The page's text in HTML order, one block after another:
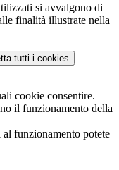
si avvalgono di
finalità illustrate nella
tutti i cookies
cookie consentire.
il funzionamento della
al funzionamento potete